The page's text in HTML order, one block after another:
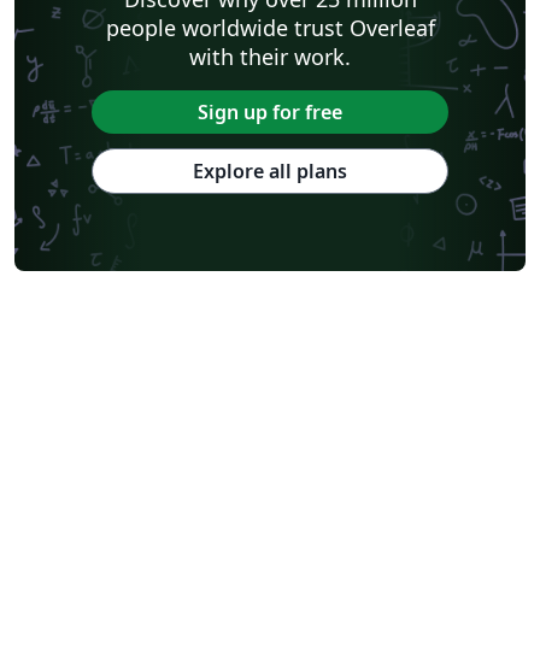
people worldwide trust Overleaf
with their work.
Sign up for free
Explore all plans